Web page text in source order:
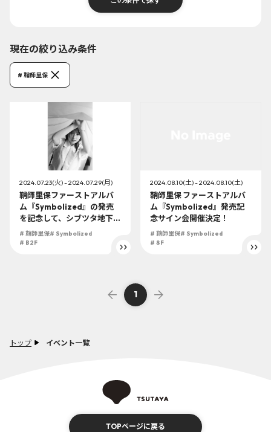
トップ イベント一覧
現在の絞り込み条件
# 鞘師里保
2024.07.23(火) - 2024.07.29(月)
鞘師里保ファーストアルバ
ム『Symbolized』の発売
を記念して、シブツタ地下2
Fにて3大応援店企画の開催
が決定！！
# 鞘師里保# Symbolized
# B2F
2024.08.10(土) - 2024.08.10(土)
鞘師里保 ファーストアルバ
ム『Symbolized』発売記
念サイン会開催決定！
# 鞘師里保# Symbolized
# 8F
1
TOPページに戻る